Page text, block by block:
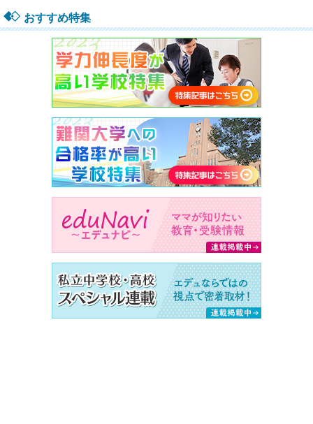
おすすめ特集